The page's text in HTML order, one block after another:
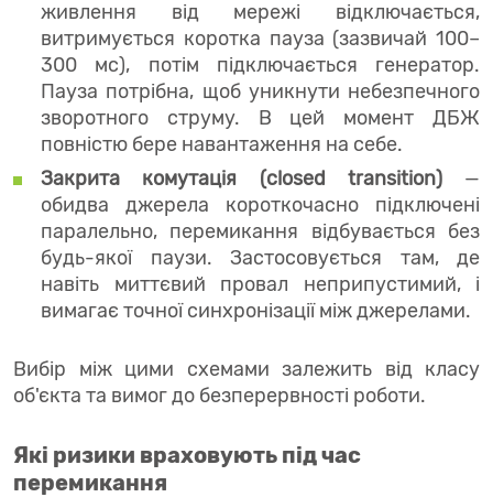
живлення від мережі відключається,
витримується коротка пауза (зазвичай 100–
300 мс), потім підключається генератор.
Пауза потрібна, щоб уникнути небезпечного
зворотного струму. В цей момент ДБЖ
повністю бере навантаження на себе.
Закрита комутація (closed transition) —
обидва джерела короткочасно підключені
паралельно, перемикання відбувається без
будь-якої паузи. Застосовується там, де
навіть миттєвий провал неприпустимий, і
вимагає точної синхронізації між джерелами.
Вибір між цими схемами залежить від класу
об'єкта та вимог до безперервності роботи.
Які ризики враховують під час
перемикання